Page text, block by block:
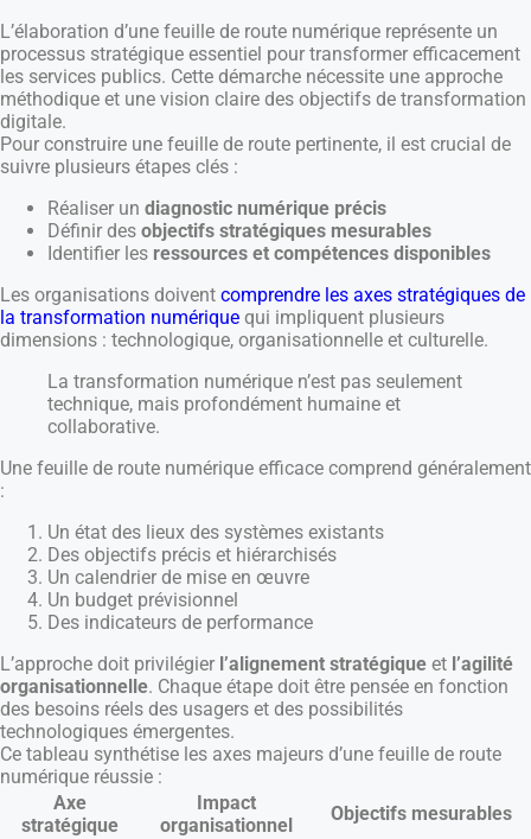
L’élaboration d’une feuille de route numérique représente un
processus stratégique essentiel pour transformer efficacement
les services publics. Cette démarche nécessite une approche
méthodique et une vision claire des objectifs de transformation
digitale.
Pour construire une feuille de route pertinente, il est crucial de
suivre plusieurs étapes clés :
Réaliser un diagnostic numérique précis
Définir des objectifs stratégiques mesurables
Identifier les ressources et compétences disponibles
Les organisations doivent comprendre les axes stratégiques de
la transformation numérique qui impliquent plusieurs
dimensions : technologique, organisationnelle et culturelle.
La transformation numérique n’est pas seulement
technique, mais profondément humaine et
collaborative.
Une feuille de route numérique efficace comprend généralement
:
Un état des lieux des systèmes existants
Des objectifs précis et hiérarchisés
Un calendrier de mise en œuvre
Un budget prévisionnel
Des indicateurs de performance
L’approche doit privilégier l’alignement stratégique et l’agilité
organisationnelle. Chaque étape doit être pensée en fonction
des besoins réels des usagers et des possibilités
technologiques émergentes.
Ce tableau synthétise les axes majeurs d’une feuille de route
numérique réussie :
Axe
stratégique
Impact
organisationnel
Objectifs mesurables